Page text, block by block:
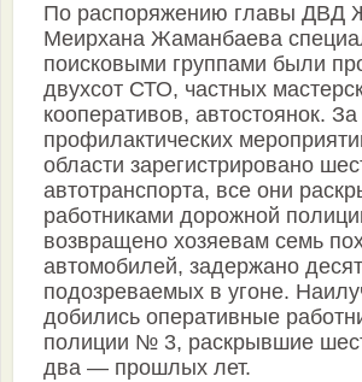
По распоряжению главы ДВД
Меирхана Жаманбаева
поисковыми группами были
двухсот СТО, частных
кооперативов, автостоянок.
профилактических
области зарегистрировано
автотранспорта, все они
работниками дорожной
возвращено хозяевам семь
автомобилей, задержано
подозреваемых в угоне.
добились оперативные
полиции № 3, раскрывшие
два — прошлых лет.